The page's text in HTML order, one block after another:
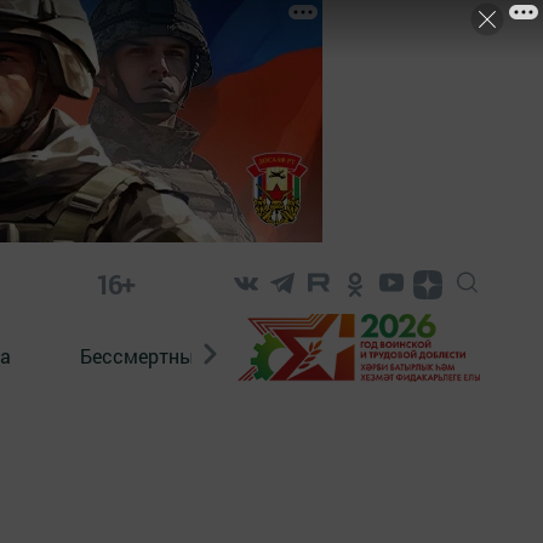
16+
Бессмертный полк. Кряшены